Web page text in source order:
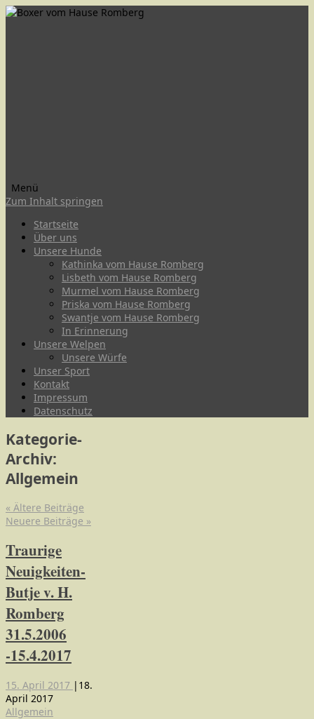
Menü
Zum Inhalt springen
Startseite
Über uns
Unsere Hunde
Kathinka vom Hause Romberg
Lisbeth vom Hause Romberg
Murmel vom Hause Romberg
Priska vom Hause Romberg
Swantje vom Hause Romberg
In Erinnerung
Unsere Welpen
Unsere Würfe
Unser Sport
Kontakt
Impressum
Datenschutz
Kategorie-
Archiv:
Allgemein
« Ältere Beiträge
Neuere Beiträge »
Traurige
Neuigkeiten-
Butje v. H.
Romberg
31.5.2006
-15.4.2017
15. April 2017 | 18.
April 2017
Allgemein